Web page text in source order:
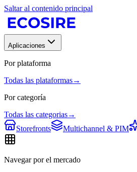
Saltar al contenido principal
Aplicaciones
Por plataforma
Todas las plataformas→
Por categoría
Todas las categorias→
Storefronts
Multichannel & PIM
Navegar por el mercado